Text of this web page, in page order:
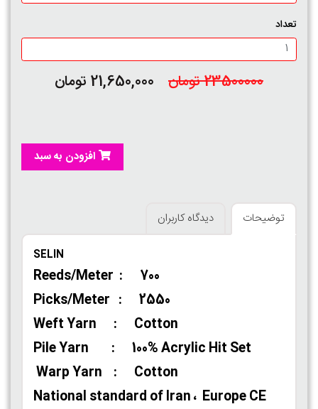
تعداد
23500000 تومان 21,650,000 تومان
افزودن به سبد
توضیحات دیدگاه کاربران
SELIN
Reeds/Meter : 700
Picks/Meter : 2550
Weft Yarn : Cotton
Pile Yarn : 100% Acrylic Hit Set
Warp Yarn : Cotton
National standard of Iran ، Europe CE